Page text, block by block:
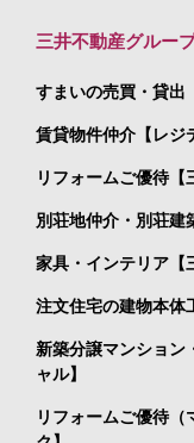
三井不動産グルー
すまいの売買・貸出
賃貸物件仲介【レジ
リフォームご優待【
別荘地仲介・別荘建
家具・インテリア【
注文住宅の建物本体
新築分譲マンション
ャル】
リフォームご優待（